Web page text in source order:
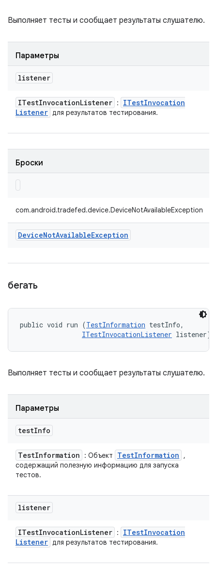
Выполняет тесты и сообщает результаты слушателю.
Параметры
listener
ITestInvocationListener : ITestInvocation
Listener для результатов тестирования.
Броски
com.android.tradefed.device.DeviceNotAvailableException
DeviceNotAvailableException
бегать
public void run (TestInformation testInfo,
ITestInvocationListener listener)
Выполняет тесты и сообщает результаты слушателю.
Параметры
testInfo
TestInformation : Объект TestInformation
,
содержащий полезную информацию для запуска
тестов.
listener
ITestInvocationListener : ITestInvocation
Listener для результатов тестирования.